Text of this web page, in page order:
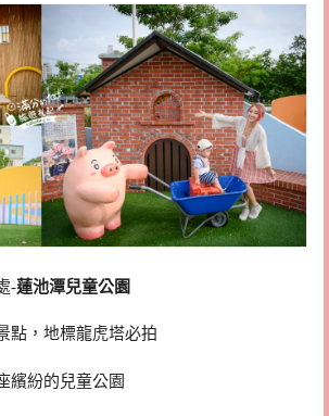
-蓮池潭兒童公園
點，地標龍虎塔必拍
繽紛的兒童公園